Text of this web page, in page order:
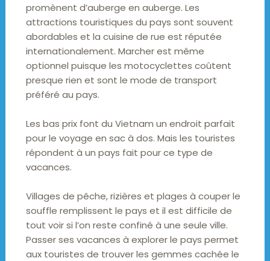
promènent d’auberge en auberge. Les
attractions touristiques du pays sont souvent
abordables et la cuisine de rue est réputée
internationalement. Marcher est même
optionnel puisque les motocyclettes coûtent
presque rien et sont le mode de transport
préféré au pays.
Les bas prix font du Vietnam un endroit parfait
pour le voyage en sac à dos. Mais les touristes
répondent à un pays fait pour ce type de
vacances.
Villages de pêche, rizières et plages à couper le
souffle remplissent le pays et il est difficile de
tout voir si l’on reste confiné à une seule ville.
Passer ses vacances à explorer le pays permet
aux touristes de trouver les gemmes cachée le